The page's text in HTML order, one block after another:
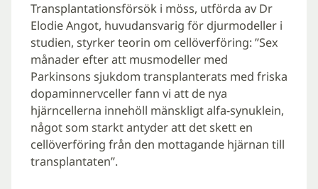
Transplantationsförsök i möss, utförda av Dr
Elodie Angot, huvudansvarig för djurmodeller i
studien, styrker teorin om cellöverföring: ”Sex
månader efter att musmodeller med
Parkinsons sjukdom transplanterats med friska
dopaminnervceller fann vi att de nya
hjärncellerna innehöll mänskligt alfa-synuklein,
något som starkt antyder att det skett en
cellöverföring från den mottagande hjärnan till
transplantaten”.